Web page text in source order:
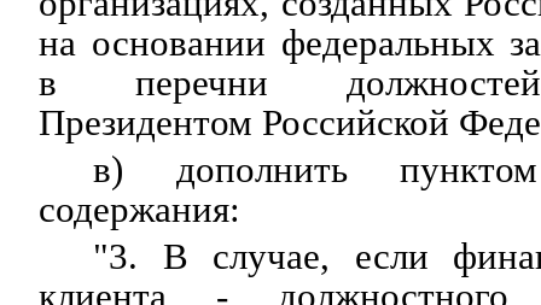
на основании федеральных
в перечни
Президентом Российской
в) дополнить
содержания:
"3. В случае, если
клиента -